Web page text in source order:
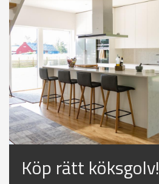
Köp rätt köksgolv!